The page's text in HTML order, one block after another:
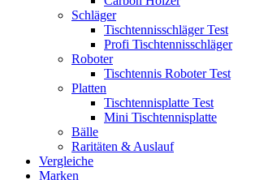
Schläger
Tischtennisschläger Test
Profi Tischtennisschläger
Roboter
Tischtennis Roboter Test
Platten
Tischtennisplatte Test
Mini Tischtennisplatte
Bälle
Raritäten & Auslauf
Vergleiche
Marken